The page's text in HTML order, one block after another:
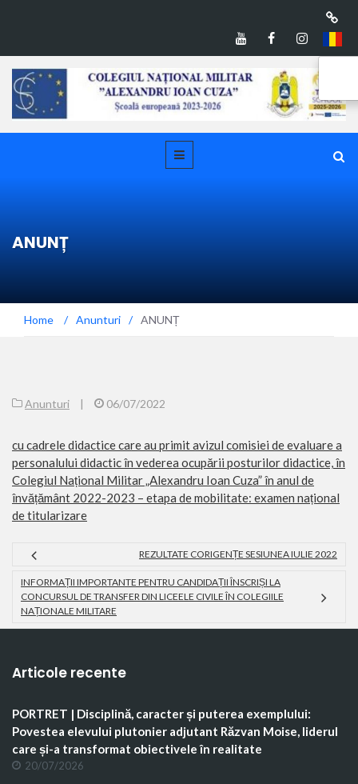
ANUNȚ
Home / Anunturi / ANUNȚ
Anunturi 06/07/2022
cu cadrele didactice care au primit avizul comisiei de evaluare a
personalului didactic în vederea ocupării posturilor didactice, în
Colegiul Național Militar „Alexandru Ioan Cuza” în anul de
învățământ 2022-2023 – etapa de mobilitate: examen național
de titularizare
REZULTATE CORIGENȚE SESIUNEA IULIE 2022
INFORMAȚII IMPORTANTE PENTRU CANDIDAȚII ÎNSCRIȘI LA
CONCURSUL DE TRANSFER DIN LICEELE CIVILE ÎN COLEGIILE
NAȚIONALE MILITARE
Articole recente
PORTRET | Disciplină, caracter și puterea exemplului:
Povestea elevului plutonier adjutant Răzvan Moise, liderul
care și-a transformat obiectivele în realitate
20/07/2026